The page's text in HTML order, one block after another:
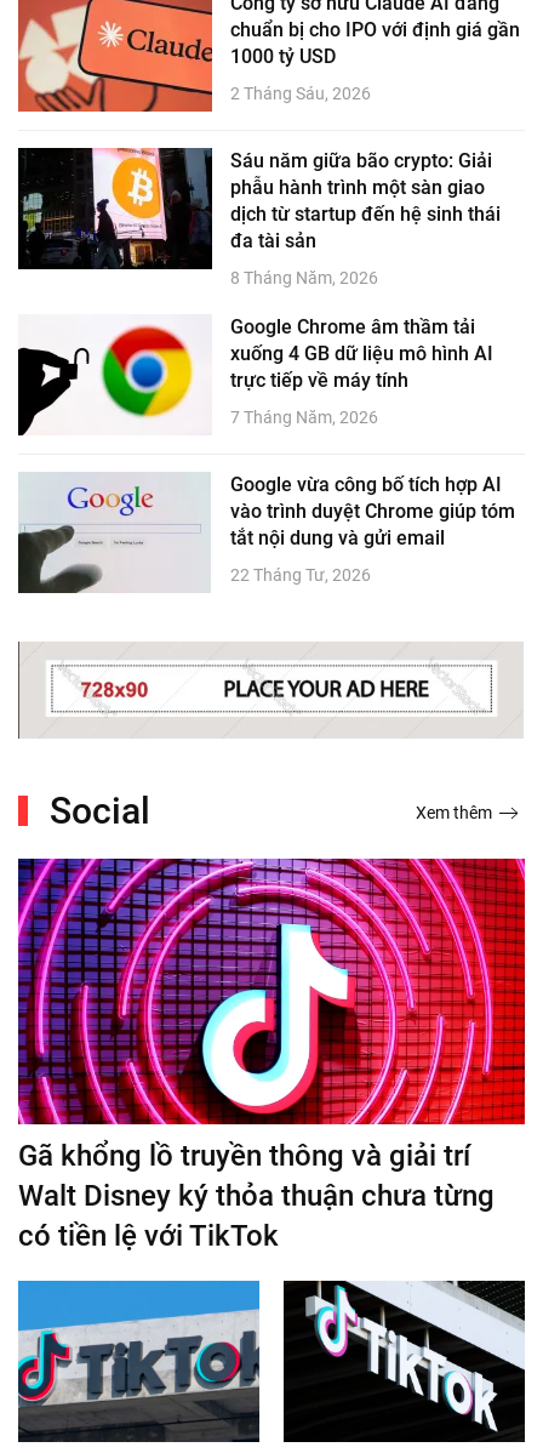
chuẩn bị cho IPO với định giá gần
1000 tỷ USD
2 Tháng Sáu, 2026
Sáu năm giữa bão crypto: Giải
phẫu hành trình một sàn giao
dịch từ startup đến hệ sinh thái
đa tài sản
8 Tháng Năm, 2026
Google Chrome âm thầm tải
xuống 4 GB dữ liệu mô hình AI
trực tiếp về máy tính
7 Tháng Năm, 2026
Google vừa công bố tích hợp AI
vào trình duyệt Chrome giúp tóm
tắt nội dung và gửi email
22 Tháng Tư, 2026
Social Xem thêm
Gã khổng lồ truyền thông và giải trí
Walt Disney ký thỏa thuận chưa từng
có tiền lệ với TikTok